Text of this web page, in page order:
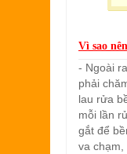
Vì sao
- Ngoài
phải
lau rửa
mỗi lần
gắt để
va chạm,